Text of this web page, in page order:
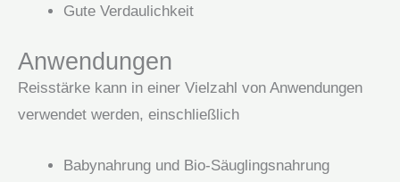
Gute Verdaulichkeit
Anwendungen
Reisstärke kann in einer Vielzahl von Anwendungen
verwendet werden, einschließlich
Babynahrung und Bio-Säuglingsnahrung